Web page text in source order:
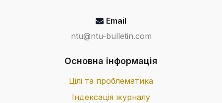
Email
ntu@ntu-bulletin.com
Основна інформація
Цілі та проблематика
Індексація журналу